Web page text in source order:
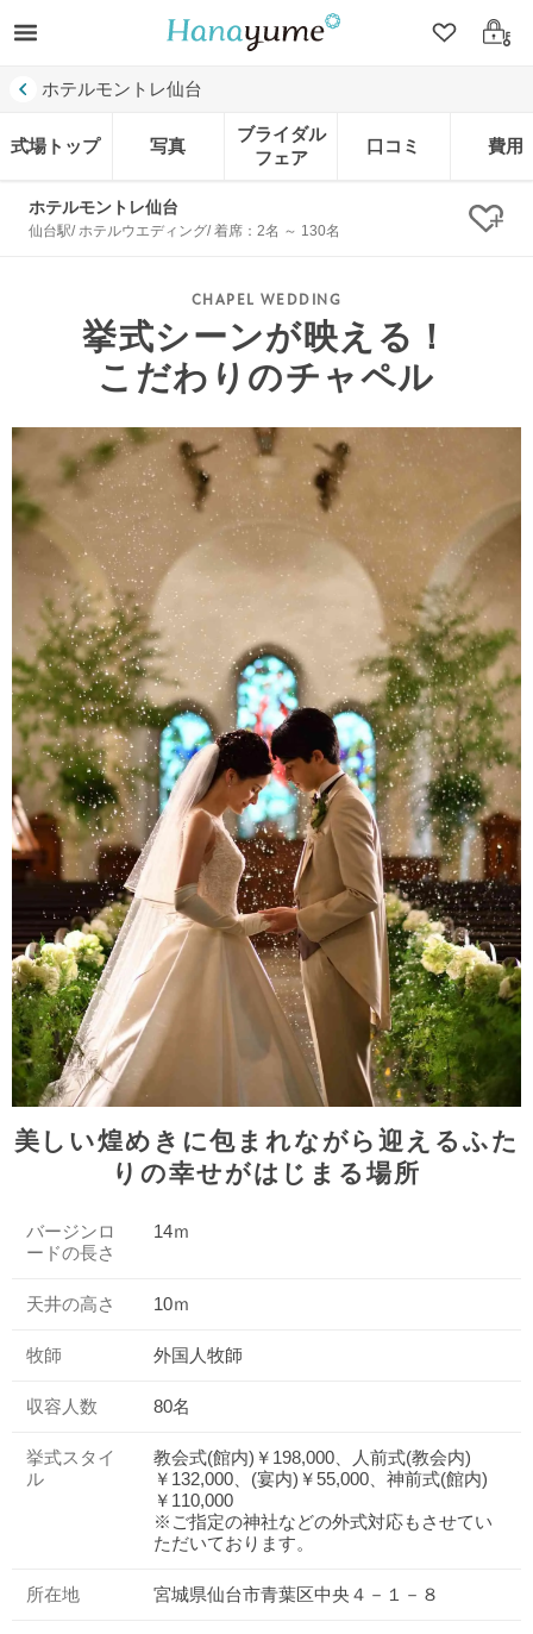
クリップ
ログ
ホテルモントレ仙台
式場トップ 写真
ブライダル
フェア
口コミ 費用
ホテルモントレ仙台
仙台駅/ ホテルウエディング/ 着席：2名 ～ 130名 ク
挙式シーンが映える！
こだわりのチャペル
美しい煌めきに包まれながら迎えるふた
りの幸せがはじまる場所
バージンロ
ードの長さ
14ｍ
天井の高さ 10ｍ
牧師 外国人牧師
収容人数 80名
挙式スタイ
ル
教会式(館内)￥198,000、人前式(教会内)
￥132,000、(宴内)￥55,000、神前式(館内)
￥110,000
※ご指定の神社などの外式対応もさせてい
ただいております。
所在地 宮城県仙台市青葉区中央４－１－８